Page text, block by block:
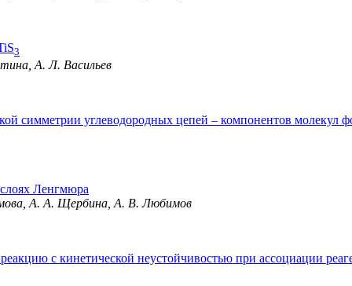
3
А. Л. Васильев
симметрии углеводородных цепей – компонентов молекул
Ленгмюра
А. А. Щербина, А. В. Любимов
с кинетической неустойчивостью при ассоциации